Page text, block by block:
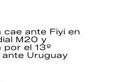
cae ante Fiyi en
M20 y
por el 13º
Uruguay